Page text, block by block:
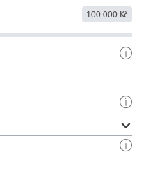
100 000 Kč